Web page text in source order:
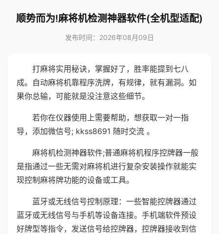
顺势而为!麻将机检测神器软件(全机型适配)
发布时间：2026年08月09日
打麻将实用秘诀，掌握好了，胜率能提到七八
成。自动麻将机靠程序洗牌，有规律，就有漏洞。如
果你总输，可能就是没注意这些细节。
若你在仪器使用上需要帮助，想获取一对一指
导，添加微信号; kkss8691 随时交流 。
麻将机检测神器软件;普通麻将机程序控牌器一般
是指通过一些无需对麻将机进行复杂安装操作就能实
现控制麻将牌功能的设备或工具。
蓝牙或无线信号控制原理：一些智能控牌器通过
蓝牙或无线信号与手机等设备连接。手机端软件预设
好牌型等指令，发送信号给控牌器，控牌器接收到信